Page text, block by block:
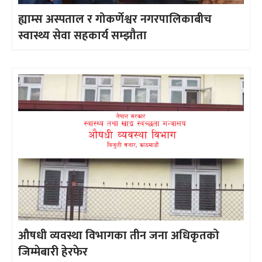
ह्याम्स अस्पताल र गोकर्णेश्वर नगरपालिकाबीच
स्वास्थ्य सेवा सहकार्य सम्झौता
औषधी व्यवस्था विभागका तीन जना अधिकृतको
जिम्मेबारी हेरफेर